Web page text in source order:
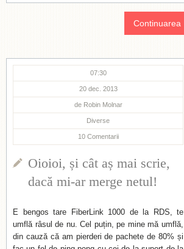
Continuarea
07:30
20 dec. 2013
de Robin Molnar
Diverse
10 Comentarii
Oioioi, și cât aș mai scrie,
dacă mi-ar merge netul!
E bengos tare FiberLink 1000 de la RDS, te
umflă râsul de nu. Cel puțin, pe mine mă umflă,
din cauză că am pierderi de pachete de 80% și